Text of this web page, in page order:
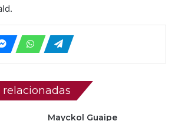
Mayckol Guaipe